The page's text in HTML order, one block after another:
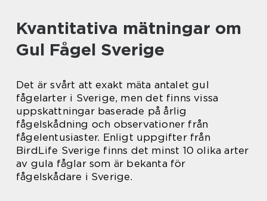
Kvantitativa mätningar om
Gul Fågel Sverige
Det är svårt att exakt mäta antalet gul
fågelarter i Sverige, men det finns vissa
uppskattningar baserade på årlig
fågelskådning och observationer från
fågelentusiaster. Enligt uppgifter från
BirdLife Sverige finns det minst 10 olika arter
av gula fåglar som är bekanta för
fågelskådare i Sverige.